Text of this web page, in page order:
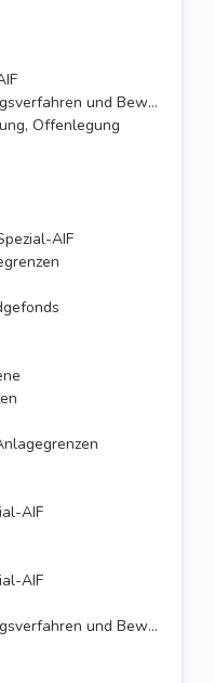
Bewertung, Bewertungsverfahren und Bewerter
Offenlegung
AIF
AIF
AIF
Bewertung, Bewertungsverfahren und Bewerter; Häufigkeit der Bewertung